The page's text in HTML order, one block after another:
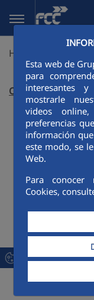
Skip to Main Content
Esta web de
para
interesantes
mostrarle
videos
preferencias
información
este modo, se
Web.
Para conocer
Cookies,
HISPALYT
Objective